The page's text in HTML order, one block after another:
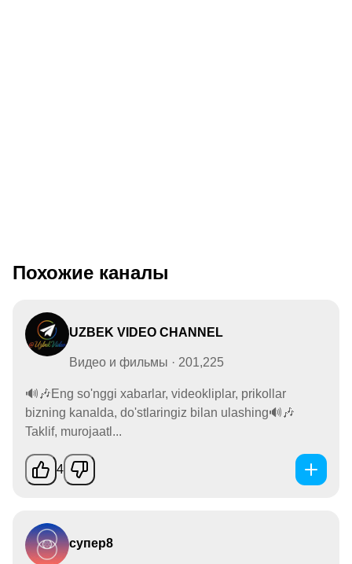
Похожие каналы
UZBEK VIDEO CHANNEL
Видео и фильмы · 201,225
🔊🎶Eng so'nggi xabarlar, videokliplar, prikollar
bizning kanalda, do'stlaringiz bilan ulashing🔊🎶
Taklif, murojaatl...
4
супер8